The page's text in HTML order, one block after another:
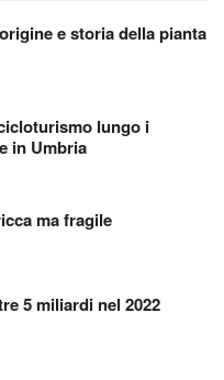
e storia della pianta
lungo i
in Umbria
ma fragile
5 miliardi nel 2022